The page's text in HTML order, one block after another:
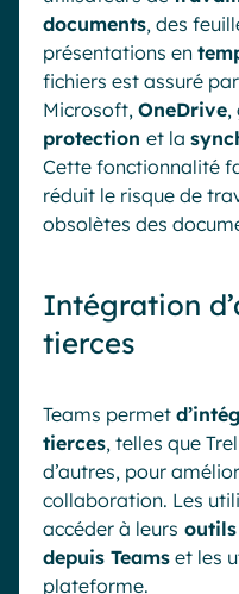
documents, des
présentations en
fichiers est assuré
Microsoft, OneDrive,
protection et la
Cette fonctionnalité
réduit le risque de
obsolètes des
Intégration
tierces
Teams permet
tierces, telles que
d’autres, pour
collaboration. Les
accéder à leurs
depuis Teams et les
plateforme.